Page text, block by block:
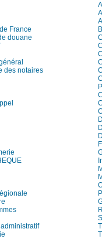
France
douane
des notaires